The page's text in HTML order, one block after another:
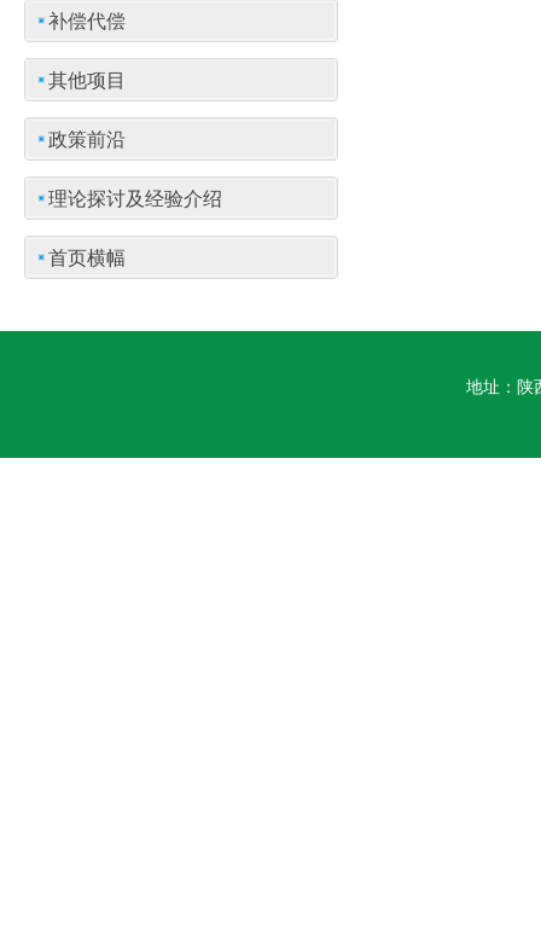
补偿代偿
其他项目
政策前沿
理论探讨及经验介绍
首页横幅
地址：陕